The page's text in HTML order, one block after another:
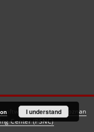
software created by
Poznan
Center (PSNC)
I understand